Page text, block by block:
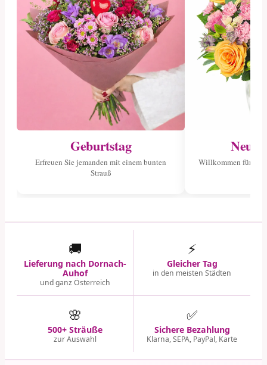
Geburtstag
Erfreuen Sie jemanden mit einem bunten
Strauß
Willkommen für
🚚
Lieferung nach Dornach-
Auhof
und ganz Österreich
⚡
Gleicher Tag
in den meisten Städten
🌸
500+ Sträuße
zur Auswahl
✅
Sichere Bezahlung
Klarna, SEPA, PayPal, Karte